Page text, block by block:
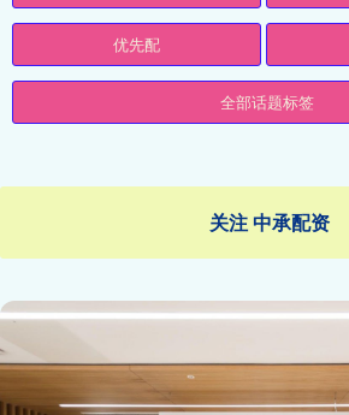
优先配
全部话题标签
关注 中承配资